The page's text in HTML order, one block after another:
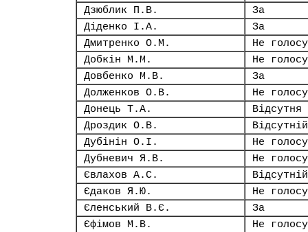
Дзюблик П.В.
За
Діденко І.А.
За
Дмитренко О.М.
Не
Добкін М.М.
Не
Довбенко М.В.
За
Долженков О.В.
Не
Донець Т.А.
Відсутня
Дроздик О.В.
Відсутній
Дубінін О.І.
Не
Дубневич Я.В.
Не
Євлахов А.С.
Відсутній
Єдаков Я.Ю.
Не
Єленський В.Є.
За
Єфімов М.В.
Не